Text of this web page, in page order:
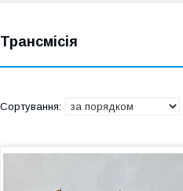
Трансмісія